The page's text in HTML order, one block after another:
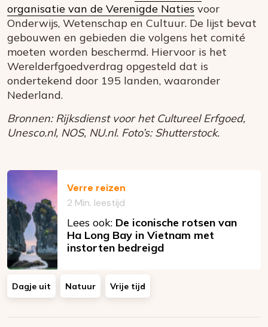
organisatie van de Verenigde Naties voor
Onderwijs, Wetenschap en Cultuur. De lijst bevat
gebouwen en gebieden die volgens het comité
moeten worden beschermd. Hiervoor is het
Werelderfgoedverdrag opgesteld dat is
ondertekend door 195 landen, waaronder
Nederland.
Bronnen: Rijksdienst voor het Cultureel Erfgoed,
Unesco.nl, NOS, NU.nl. Foto’s: Shutterstock.
Verre reizen
2 Min. leestijd
Lees ook: De iconische rotsen van
Ha Long Bay in Vietnam met
instorten bedreigd
Dagje uit Natuur Vrije tijd